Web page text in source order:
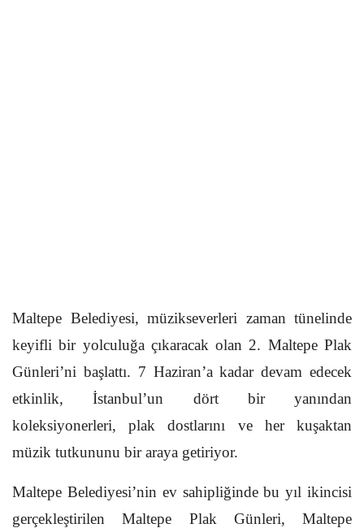
Maltepe Belediyesi, müzikseverleri zaman tünelinde
keyifli bir yolculuğa çıkaracak olan 2. Maltepe Plak
Günleri’ni başlattı. 7 Haziran’a kadar devam edecek
etkinlik, İstanbul’un dört bir yanından
koleksiyonerleri, plak dostlarını ve her kuşaktan
müzik tutkununu bir araya getiriyor.
Maltepe Belediyesi’nin ev sahipliğinde bu yıl ikincisi
gerçekleştirilen Maltepe Plak Günleri, Maltepe